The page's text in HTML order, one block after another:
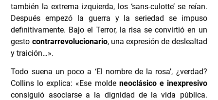
también la extrema izquierda, los ‘sans-culotte’ se reían.
Después empezó la guerra y la seriedad se impuso
definitivamente. Bajo el Terror, la risa se convirtió en un
gesto contrarrevolucionario, una expresión de deslealtad
y traición…».
Todo suena un poco a ‘El nombre de la rosa’, ¿verdad?
Collins lo explica: «Ese molde neoclásico e inexpresivo
consiguió asociarse a la dignidad de la vida pública.